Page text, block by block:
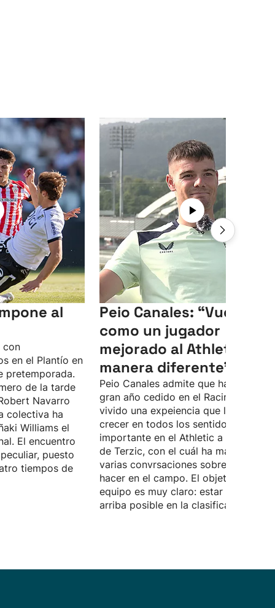
al
con
en el Plantío en
pretemporada.
de la tarde
Navarro
colectiva ha
Williams el
El encuentro
puesto
tiempos de
Peio Canales: “Vuelvo
como un jugador
mejorado al Athletic, de
manera diferente”
Peio Canales admite que ha pasado
gran año cedido en el Racing, donde
vivido una expeiencia que le ha
crecer en todos los sentidos. Quiere
importante en el Athletic a las
de Terzic, con el cuál ha mantenido
varias convrsaciones sobre lo que
hacer en el campo. El objetivo del
equipo es muy claro: estar lo más
arriba posible en la clasificación.